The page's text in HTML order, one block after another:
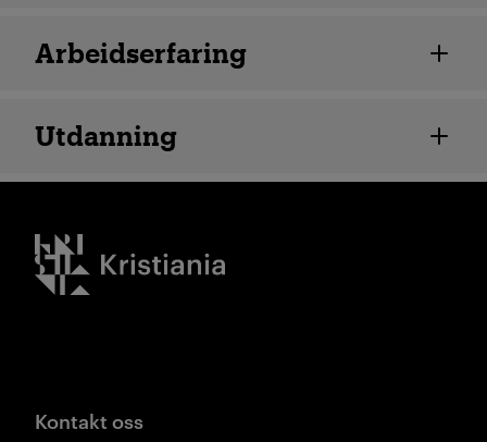
Arbeidserfaring
Utdanning
Kristiania logo
Kontakt oss